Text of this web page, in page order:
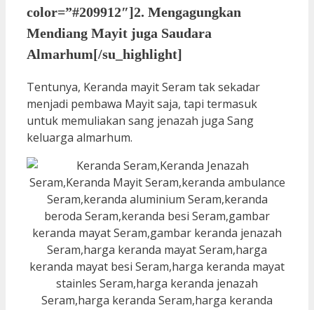
color=”#209912″]2. Mengagungkan
Mendiang Mayit juga Saudara
Almarhum[/su_highlight]
Tentunya, Keranda mayit Seram tak sekadar
menjadi pembawa Mayit saja, tapi termasuk
untuk memuliakan sang jenazah juga Sang
keluarga almarhum.